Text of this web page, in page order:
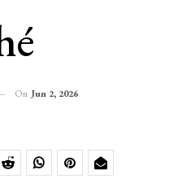
On Jun 2, 2026